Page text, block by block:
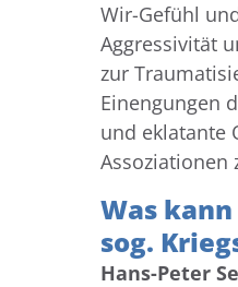
Wir-Gefühl
Aggressivität
zur
Einengungen
und eklatante
Assoziationen
Was
sog.
Hans-Peter